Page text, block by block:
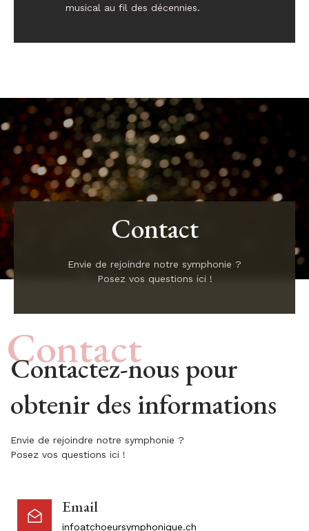
musical au fil des décennies.
Contact
Envie de rejoindre notre symphonie ?
Posez vos questions ici !
Contact
Contactez-nous pour
obtenir des informations
Envie de rejoindre notre symphonie ?
Posez vos questions ici !
Email
infoatchoeursymphonique.ch